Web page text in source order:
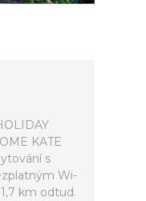
KATE
s
Wi-
km odtud.